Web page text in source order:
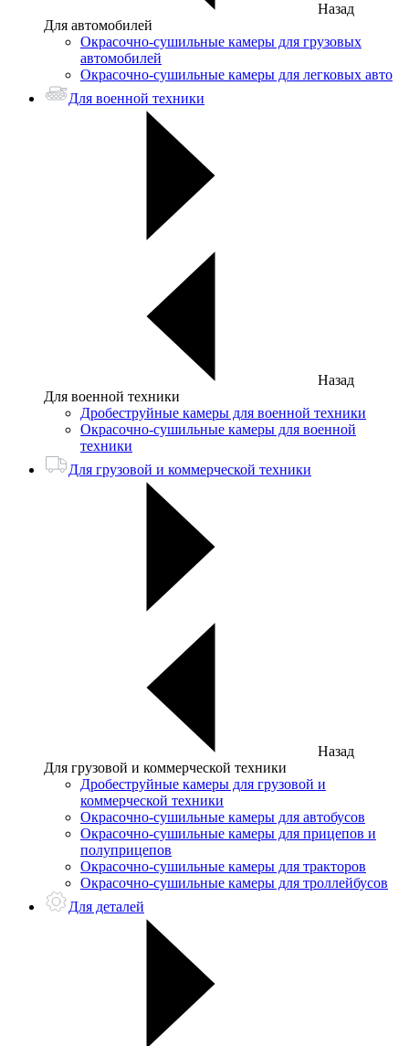
Назад
Для автомобилей
Окрасочно-сушильные камеры для грузовых
автомобилей
Окрасочно-сушильные камеры для легковых авто
Для военной техники
Назад
Для военной техники
Дробеструйные камеры для военной техники
Окрасочно-сушильные камеры для военной
техники
Для грузовой и коммерческой техники
Назад
Для грузовой и коммерческой техники
Дробеструйные камеры для грузовой и
коммерческой техники
Окрасочно-сушильные камеры для автобусов
Окрасочно-сушильные камеры для прицепов и
полуприцепов
Окрасочно-сушильные камеры для тракторов
Окрасочно-сушильные камеры для троллейбусов
Для деталей